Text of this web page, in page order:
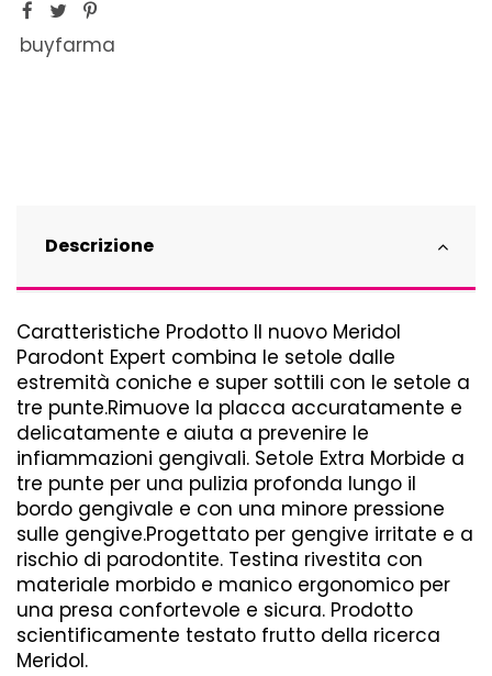
buyfarma
Descrizione
Caratteristiche Prodotto Il nuovo Meridol
Parodont Expert combina le setole dalle
estremità coniche e super sottili con le setole a
tre punte.Rimuove la placca accuratamente e
delicatamente e aiuta a prevenire le
infiammazioni gengivali. Setole Extra Morbide a
tre punte per una pulizia profonda lungo il
bordo gengivale e con una minore pressione
sulle gengive.Progettato per gengive irritate e a
rischio di parodontite. Testina rivestita con
materiale morbido e manico ergonomico per
una presa confortevole e sicura. Prodotto
scientificamente testato frutto della ricerca
Meridol.